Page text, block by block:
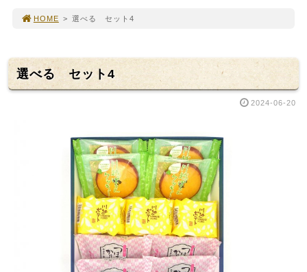
HOME > 選べる セット4
選べる セット4
2024-06-20